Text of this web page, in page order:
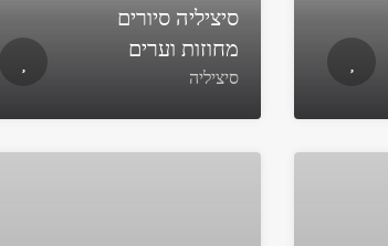
סיציליה סיורים
מחוזות וערים
סיציליה